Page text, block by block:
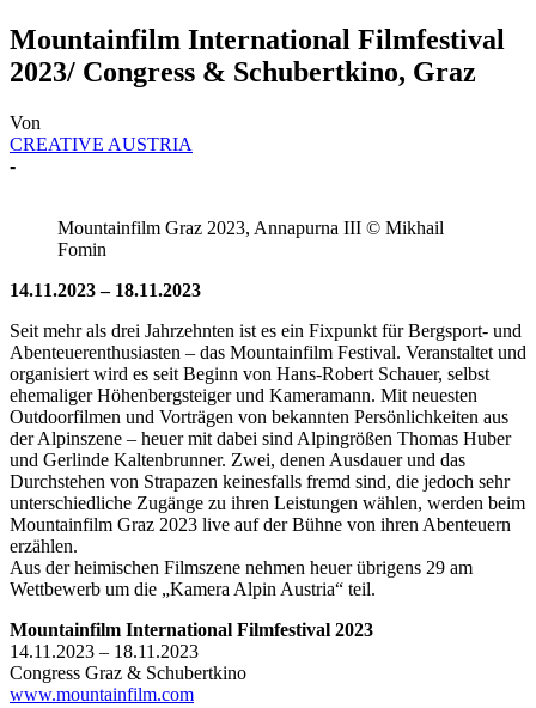
Mountainfilm International Filmfestival
2023/ Congress & Schubertkino, Graz
Von
CREATIVE AUSTRIA
-
Mountainfilm Graz 2023, Annapurna III © Mikhail
Fomin
14.11.2023 – 18.11.2023
Seit mehr als drei Jahrzehnten ist es ein Fixpunkt für Bergsport- und
Abenteuerenthusiasten – das Mountainfilm Festival. Veranstaltet und
organisiert wird es seit Beginn von Hans-Robert Schauer, selbst
ehemaliger Höhenbergsteiger und Kameramann. Mit neuesten
Outdoorfilmen und Vorträgen von bekannten Persönlichkeiten aus
der Alpinszene – heuer mit dabei sind Alpingrößen Thomas Huber
und Gerlinde Kaltenbrunner. Zwei, denen Ausdauer und das
Durchstehen von Strapazen keinesfalls fremd sind, die jedoch sehr
unterschiedliche Zugänge zu ihren Leistungen wählen, werden beim
Mountainfilm Graz 2023 live auf der Bühne von ihren Abenteuern
erzählen.
Aus der heimischen Filmszene nehmen heuer übrigens 29 am
Wettbewerb um die „Kamera Alpin Austria“ teil.
Mountainfilm International Filmfestival 2023
14.11.2023 – 18.11.2023
Congress Graz & Schubertkino
www.mountainfilm.com